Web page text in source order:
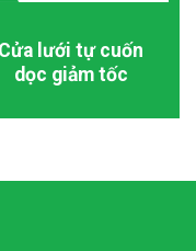
Cửa lưới tự cuốn
dọc giảm tốc